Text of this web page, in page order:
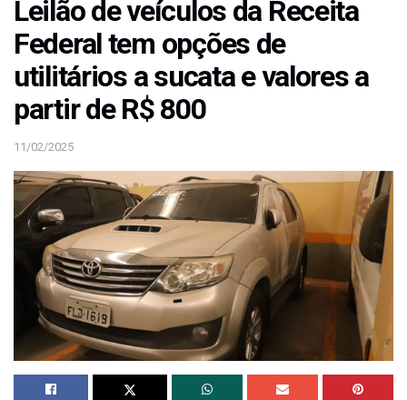
Leilão de veículos da Receita
Federal tem opções de
utilitários a sucata e valores a
partir de R$ 800
11/02/2025